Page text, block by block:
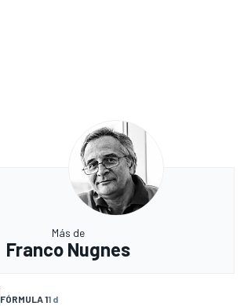
Más de
Franco Nugnes
FÓRMULA 11 d